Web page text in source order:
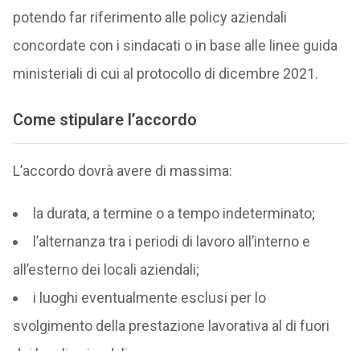
potendo far riferimento alle policy aziendali
concordate con i sindacati o in base alle linee guida
ministeriali di cui al protocollo di dicembre 2021.
Come stipulare l’accordo
L’accordo dovrà avere di massima:
la durata, a termine o a tempo indeterminato;
l’alternanza tra i periodi di lavoro all’interno e
all’esterno dei locali aziendali;
i luoghi eventualmente esclusi per lo
svolgimento della prestazione lavorativa al di fuori